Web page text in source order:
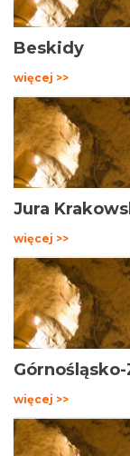
Beskidy
więcej >>
Jura
więcej >>
więcej >>